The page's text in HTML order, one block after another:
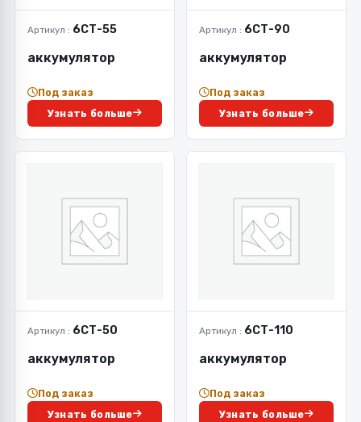
Артикул : 6СТ-55
аккумулятор
Под заказ
Узнать больше
Артикул : 6СТ-90
аккумулятор
Под заказ
Узнать больше
Артикул : 6СТ-50
аккумулятор
Под заказ
Узнать больше
Артикул : 6СТ-110
аккумулятор
Под заказ
Узнать больше